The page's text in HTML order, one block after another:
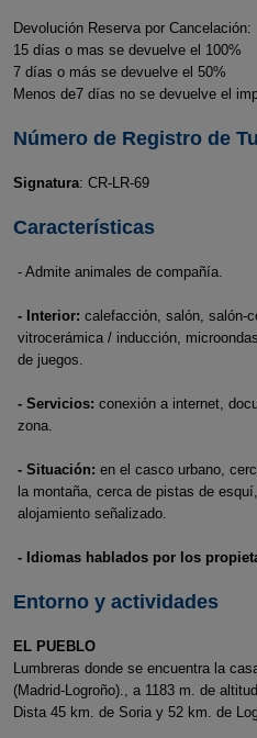
Devolución Reserva por Cancelación:
15 días o mas se devuelve el 100%
7 días o más se devuelve el 50%
Menos de7 días no se devuelve el
Número de Registro de
Signatura: CR-LR-69
Características
- Admite animales de compañía.
- Interior: calefacción, salón, salón-
vitrocerámica / inducción,
de juegos.
- Servicios: conexión a internet,
zona.
- Situación: en el casco urbano,
la montaña, cerca de pistas de
alojamiento señalizado.
- Idiomas hablados por los
Entorno y actividades
EL PUEBLO
Lumbreras donde se encuentra la
(Madrid-Logroño)., a 1183 m. de
Dista 45 km. de Soria y 52 km. de